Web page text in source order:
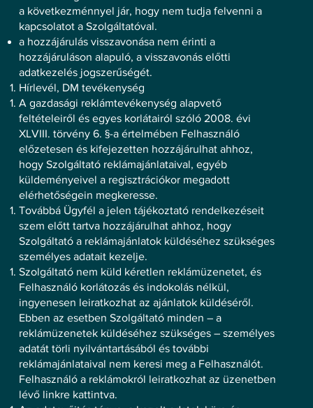
a következménnyel jár, hogy nem tudja felvenni a
kapcsolatot a Szolgáltatóval.
a hozzájárulás visszavonása nem érinti a
hozzájáruláson alapuló, a visszavonás előtti
adatkezelés jogszerűségét.
Hírlevél, DM tevékenység
A gazdasági reklámtevékenység alapvető
feltételeiről és egyes korlátairól szóló 2008. évi
XLVIII. törvény 6. §-a értelmében Felhasználó
előzetesen és kifejezetten hozzájárulhat ahhoz,
hogy Szolgáltató reklámajánlataival, egyéb
küldeményeivel a regisztrációkor megadott
elérhetőségein megkeresse.
Továbbá Ügyfél a jelen tájékoztató rendelkezéseit
szem előtt tartva hozzájárulhat ahhoz, hogy
Szolgáltató a reklámajánlatok küldéséhez szükséges
személyes adatait kezelje.
Szolgáltató nem küld kéretlen reklámüzenetet, és
Felhasználó korlátozás és indokolás nélkül,
ingyenesen leiratkozhat az ajánlatok küldéséről.
Ebben az esetben Szolgáltató minden – a
reklámüzenetek küldéséhez szükséges – személyes
adatát törli nyilvántartásából és további
reklámajánlataival nem keresi meg a Felhasználót.
Felhasználó a reklámokról leiratkozhat az üzenetben
lévő linkre kattintva.